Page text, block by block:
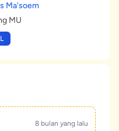
Ma'soem
MU
8 bulan yang lalu